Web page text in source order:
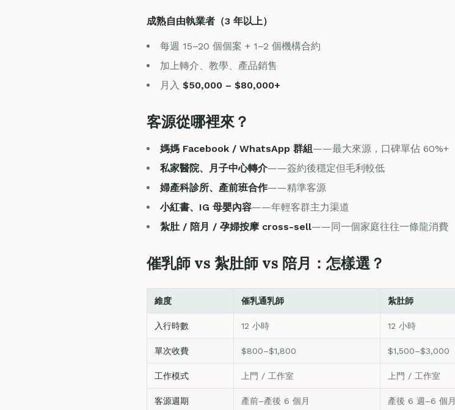
成熟自由執業者（3 年以上）
每週 15–20 個個案 + 1–2 個機構合約
加上轉介、教學、產品銷售
月入 $50,000 – $80,000+
客源從哪裡來？
媽媽 Facebook / WhatsApp 群組——最大來源，口碑單佔 60%+
私家醫院、月子中心轉介——簽約後穩定但毛利較低
婦產科診所、產前班合作——精準客源
小紅書、IG 母嬰內容——年輕客群主力渠道
紮肚 / 陪月 / 孕婦按摩 cross-sell——同一個家庭往往一條龍消費
催乳師 vs 紮肚師 vs 陪月：怎樣選？
維度 催乳通乳師 紮肚師
入行時數 12 小時 12 小時
單次收費 $800–$1,800 $1,500–$3,000
工作模式 上門 / 工作室 上門 / 工作室
客源週期 產前–產後 6 個月 產後 6 週–6 個月